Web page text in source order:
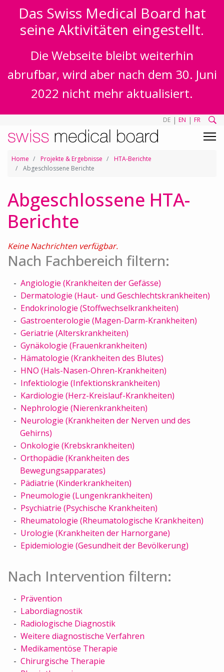
Das Swiss Medical Board hat
seine Aktivitäten eingestellt.
Die Webseite bleibt weiterhin
abrufbar, wird aber nach dem 30. Juni
2022 nicht mehr aktualisiert.
DE | EN | FR
Home Projekte & Ergebnisse
HTA-Berichte
Abgeschlossene Berichte
Abgeschlossene HTA-
Berichte
Keine Nachrichten verfügbar.
Nach Fachbereich filtern:
Angiologie (Krankheiten der Gefässe)
Dermatologie (Haut- und Geschlechtskrankheiten)
Endokrinologie (Stoffwechselkrankheiten)
Gastroenterologie (Magen-Darm-Krankheiten)
Geriatrie (Alterskrankheiten)
Gynäkologie (Frauenkrankheiten)
Hämatologie (Krankheiten des Blutes)
HNO (Hals-Nasen-Ohren-Krankheiten)
Infektiologie (Infektionskrankheiten)
Kardiologie (Herz-Kreislauf-Krankheiten)
Nephrologie (Nierenkrankheiten)
Neurologie (Krankheiten der Nerven und des
Gehirns)
Onkologie (Krebskrankheiten)
Orthopädie (Krankheiten des
Bewegungsapparates)
Pädiatrie (Kinderkrankheiten)
Pneumologie (Lungenkrankheiten)
Psychiatrie (Psychische Krankheiten)
Rheumatologie (Rheumatologische Krankheiten)
Urologie (Krankheiten der Harnorgane)
Epidemiologie (Gesundheit der Bevölkerung)
Nach Intervention filtern:
Prävention
Labordiagnostik
Radiologische Diagnostik
Weitere diagnostische Verfahren
Medikamentöse Therapie
Chirurgische Therapie